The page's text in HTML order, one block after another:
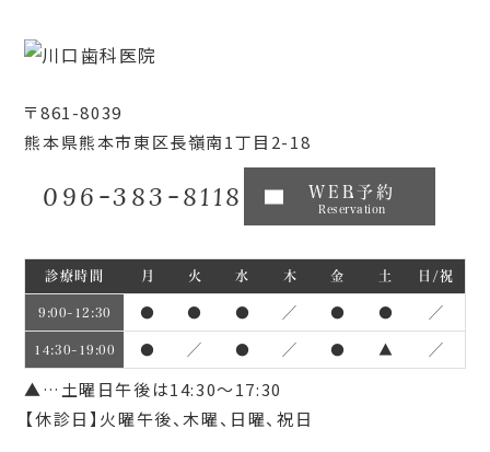
〒861-8039
熊本県熊本市東区長嶺南1丁目2-18
096-383-8118 WEB予約
Reservation
診療時間 月 火 水 木 金 土 日/祝
9:00~12:30 ● ● ● ／ ● ● ／
14:30~19:00 ● ／ ● ／ ● ▲ ／
▲…土曜日午後は14:30～17:30
【休診日】火曜午後、木曜、日曜、祝日